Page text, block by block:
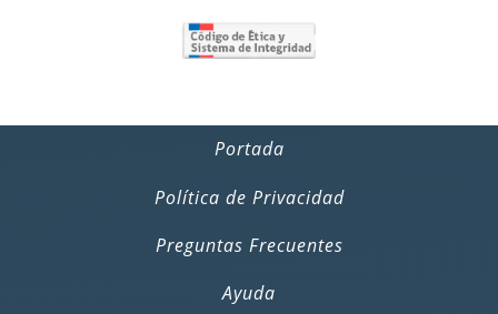
Portada
Política de Privacidad
Preguntas Frecuentes
Ayuda